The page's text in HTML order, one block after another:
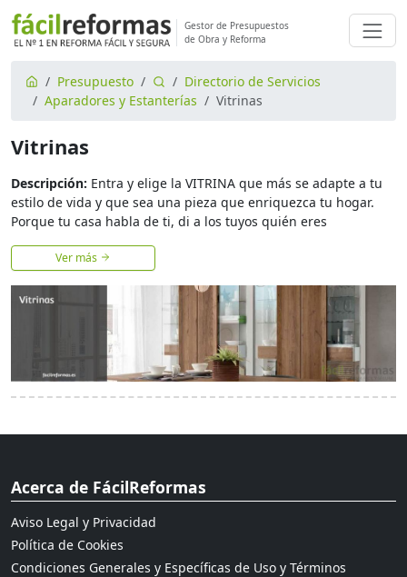
Gestor de Presupuestos
de Obra y Reforma
Presupuesto
Directorio de Servicios
Aparadores y Estanterías
Vitrinas
Vitrinas
Descripción: Entra y elige la VITRINA que más se adapte a tu
estilo de vida y que sea una pieza que enriquezca tu hogar.
Porque tu casa habla de ti, di a los tuyos quién eres
Ver más
Acerca de FácilReformas
Aviso Legal y Privacidad
Política de Cookies
Condiciones Generales y Específicas de Uso y Términos